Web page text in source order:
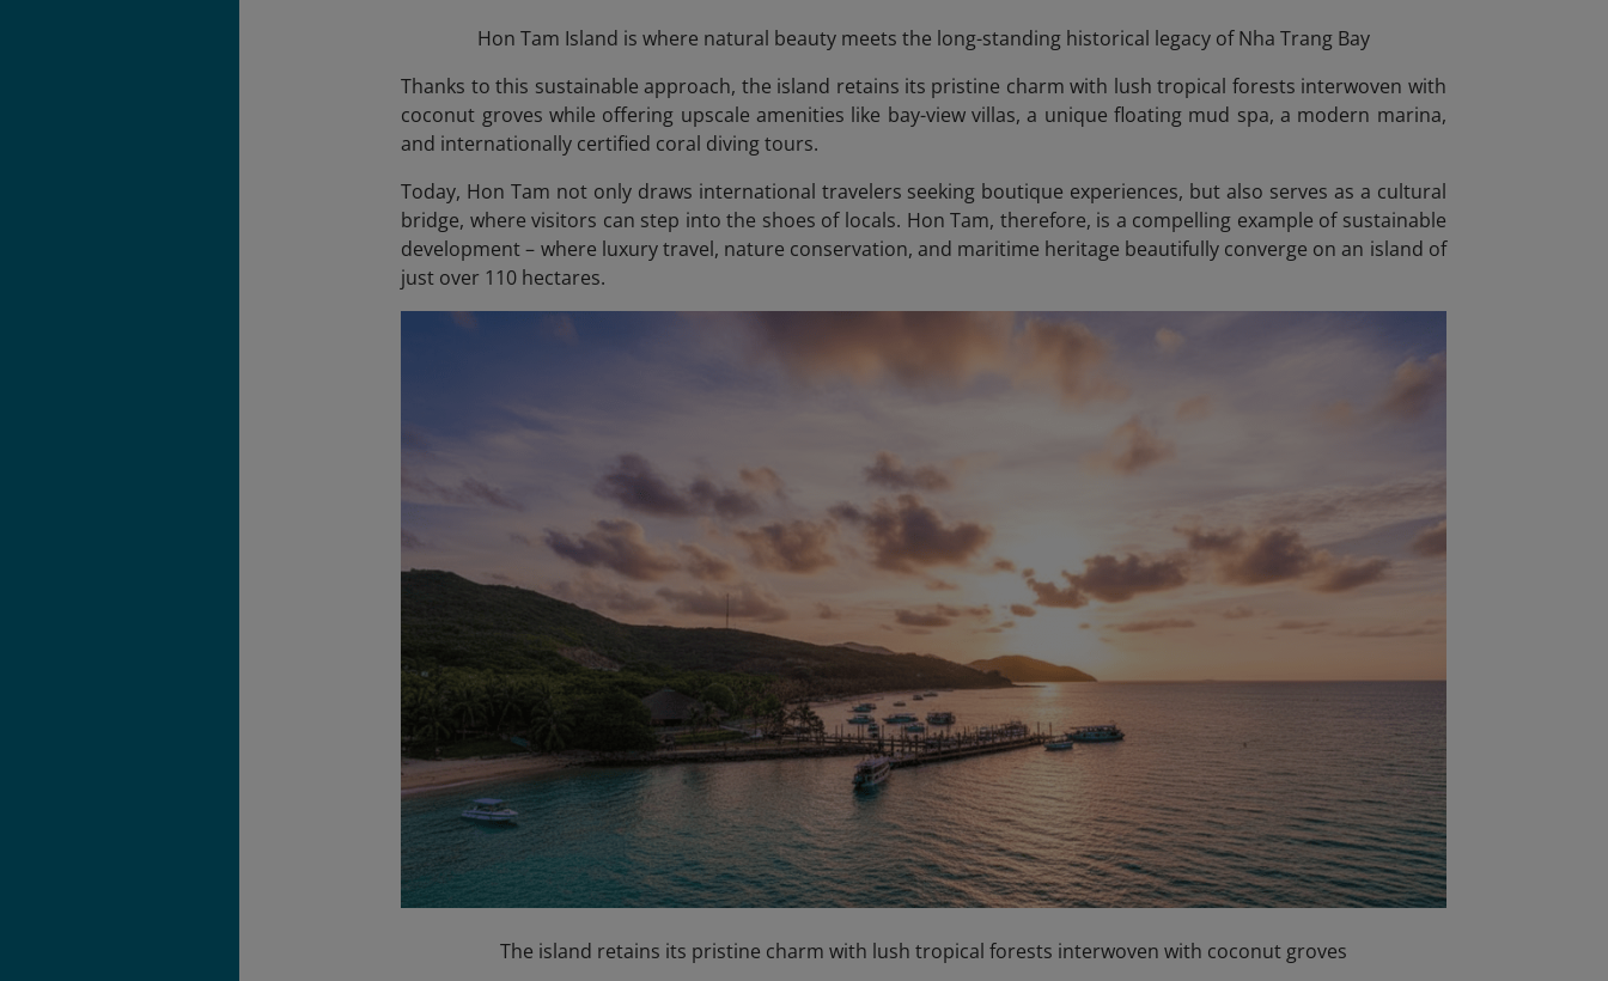
Hon Tam Island is where natural beauty meets the long-standing historical legacy of Nha Trang Bay
Thanks to this sustainable approach, the island retains its pristine charm with lush tropical forests interwoven with
coconut groves while offering upscale amenities like bay-view villas, a unique floating mud spa, a modern marina,
and internationally certified coral diving tours.
Today, Hon Tam not only draws international travelers seeking boutique experiences, but also serves as a cultural
bridge, where visitors can step into the shoes of locals. Hon Tam, therefore, is a compelling example of sustainable
development – where luxury travel, nature conservation, and maritime heritage beautifully converge on an island of
just over 110 hectares.
The island retains its pristine charm with lush tropical forests interwoven with coconut groves